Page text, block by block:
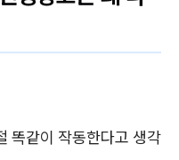
똑같이 작동한다고 생각